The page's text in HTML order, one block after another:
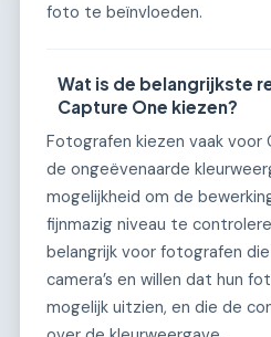
foto te beïnvloeden.
Wat is de belangrijkste
Capture One kiezen?
Fotografen kiezen vaak voor
de ongeëvenaarde
mogelijkheid om de
fijnmazig niveau te
belangrijk voor fotografen
camera’s en willen dat hun
mogelijk uitzien, en die de